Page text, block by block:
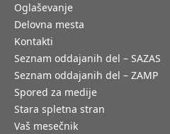
Oglaševanje
Delovna mesta
Kontakti
Seznam oddajanih del – SAZAS
Seznam oddajanih del – ZAMP
Spored za medije
Stara spletna stran
Vaš mesečnik